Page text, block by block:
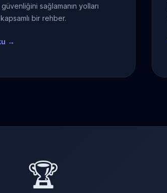
sağlamanın yolları
bir rehber.
→
🏆